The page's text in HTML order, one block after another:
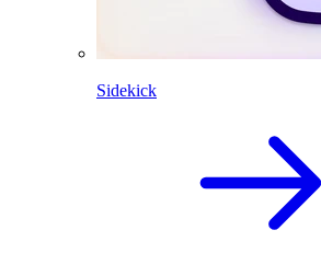
Sidekick